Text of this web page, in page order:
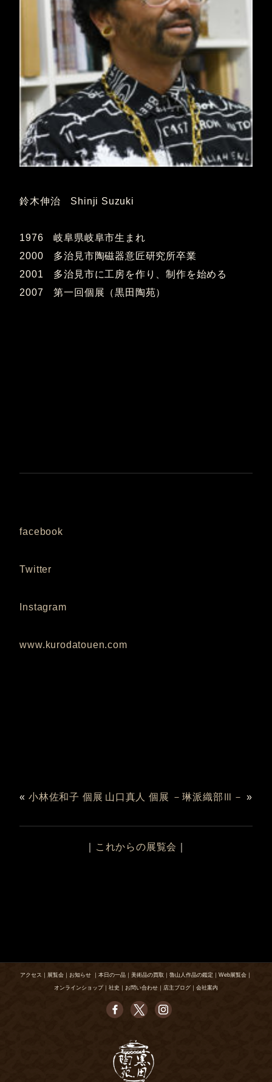
鈴木伸治 Shinji Suzuki
1976 岐阜県岐阜市生まれ
2000 多治見市陶磁器意匠研究所卒業
2001 多治見市に工房を作り、制作を始める
2007 第一回個展（黒田陶苑）
facebook
Twitter
Instagram
www.kurodatouen.com
«小林佐和子 個展 山口真人 個展 －琳派織部Ⅲ－ »
これからの展覧会
アクセス ｜ 展覧会 ｜ お知らせ ｜ 本日の一品 ｜ 美術品の買取 ｜ 魯山人作品の鑑定 ｜ Web展覧会 ｜
オンラインショップ｜ 社史 ｜ お問い合わせ ｜ 店主ブログ ｜ 会社案内